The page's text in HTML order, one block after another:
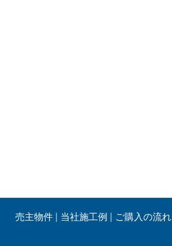
売主物件 当社施工例 ご購入の流れ